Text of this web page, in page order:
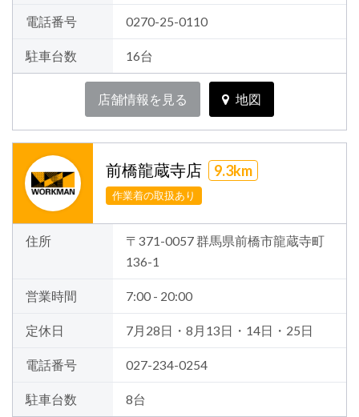
電話番号 0270-25-0110
駐車台数 16台
店舗情報を見る 地図
前橋龍蔵寺店 9.3km
作業着の取扱あり
住所
〒371-0057 群馬県前橋市龍蔵寺町
136-1
営業時間 7:00 - 20:00
定休日 7月28日・8月13日・14日・25日
電話番号 027-234-0254
駐車台数 8台